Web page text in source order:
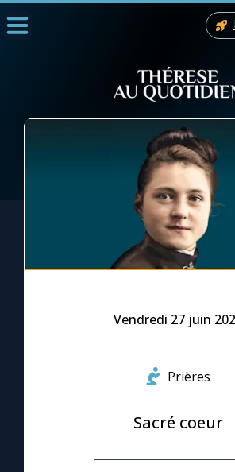
La Messe
1000 Raisons de Croire
L'actualité de la semaine
La chaîne Youtube
Vendredi 27 juin
Prières
Sacré coeur